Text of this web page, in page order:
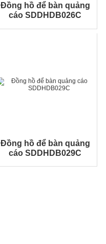
Đồng hồ để bàn quảng
cáo SDDHDB026C
Đồng hồ để bàn quảng
cáo SDDHDB029C